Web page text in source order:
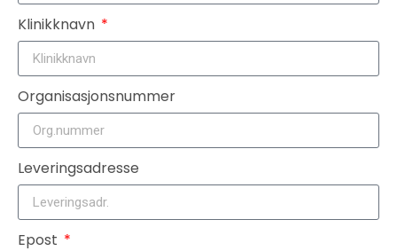
Klinikknavn
Organisasjonsnummer
Leveringsadresse
Epost